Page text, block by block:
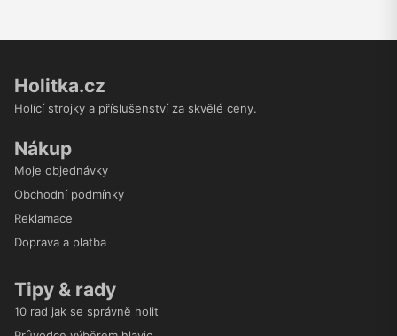
Holitka.cz
Holící strojky a příslušenství za skvělé ceny.
Nákup
Moje objednávky
Obchodní podmínky
Reklamace
Doprava a platba
Tipy & rady
10 rad jak se správně holit